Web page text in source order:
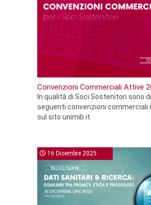
Convenzioni Commerciali Attive
In qualità di Soci Sostenitori sono
seguenti convenzioni commerciali
sul sito unimib.it
16 Dicembre 2025